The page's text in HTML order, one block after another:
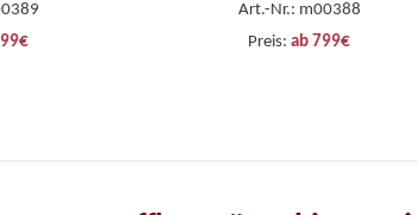
Art.-Nr.: m00388
Preis: ab 799€